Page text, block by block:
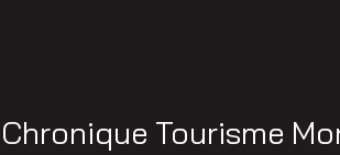
Chronique Tourisme